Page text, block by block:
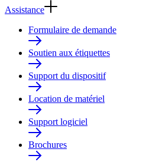
Assistance
Formulaire de demande
Soutien aux étiquettes
Support du dispositif
Location de matériel
Support logiciel
Brochures